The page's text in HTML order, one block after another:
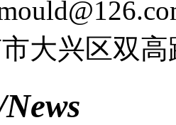
大兴区双高